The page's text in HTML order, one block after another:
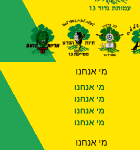
מי אנחנו
מי אנחנו
מי אנחנו
מי אנחנו
מי אנחנו
מי אנחנו